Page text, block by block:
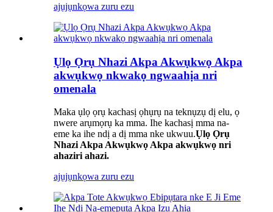
ajụjụnkọwa zuru ezu
Ụlọ Ọrụ Nhazi Akpa Akwụkwọ Akpa
akwụkwọ nkwakọ ngwaahịa nri
omenala
Maka ụlọ ọrụ kachasị ọhụrụ na teknụzụ dị elu, ọ
nwere arụmọrụ ka mma. Ihe kachasị mma na-
eme ka ihe ndị a dị mma nke ukwuu.Ụlọ Ọrụ
Nhazi Akpa Akwụkwọ Akpa akwụkwọ nri
ahaziri ahazi.
ajụjụnkọwa zuru ezu